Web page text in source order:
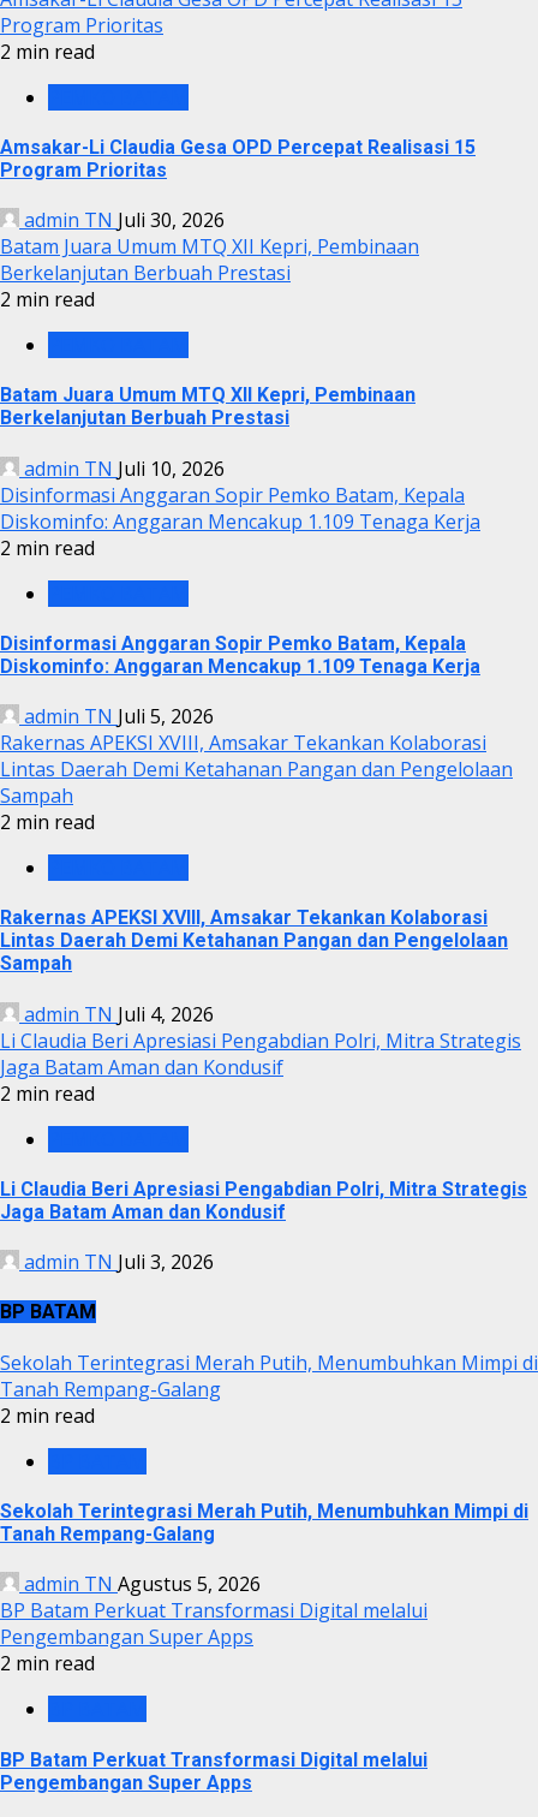
Program Prioritas
2 min read
Amsakar-Li Claudia Gesa OPD Percepat Realisasi 15
Program Prioritas
admin TN Juli 30, 2026
Batam Juara Umum MTQ XII Kepri, Pembinaan
Berkelanjutan Berbuah Prestasi
2 min read
Batam Juara Umum MTQ XII Kepri, Pembinaan
Berkelanjutan Berbuah Prestasi
admin TN Juli 10, 2026
Disinformasi Anggaran Sopir Pemko Batam, Kepala
Diskominfo: Anggaran Mencakup 1.109 Tenaga Kerja
2 min read
Disinformasi Anggaran Sopir Pemko Batam, Kepala
Diskominfo: Anggaran Mencakup 1.109 Tenaga Kerja
admin TN Juli 5, 2026
Rakernas APEKSI XVIII, Amsakar Tekankan Kolaborasi
Lintas Daerah Demi Ketahanan Pangan dan Pengelolaan
Sampah
2 min read
Rakernas APEKSI XVIII, Amsakar Tekankan Kolaborasi
Lintas Daerah Demi Ketahanan Pangan dan Pengelolaan
Sampah
admin TN Juli 4, 2026
Li Claudia Beri Apresiasi Pengabdian Polri, Mitra Strategis
Jaga Batam Aman dan Kondusif
2 min read
Li Claudia Beri Apresiasi Pengabdian Polri, Mitra Strategis
Jaga Batam Aman dan Kondusif
admin TN Juli 3, 2026
BP BATAM
Sekolah Terintegrasi Merah Putih, Menumbuhkan Mimpi di
Tanah Rempang-Galang
2 min read
Sekolah Terintegrasi Merah Putih, Menumbuhkan Mimpi di
Tanah Rempang-Galang
admin TN Agustus 5, 2026
BP Batam Perkuat Transformasi Digital melalui
Pengembangan Super Apps
2 min read
BP Batam Perkuat Transformasi Digital melalui
Pengembangan Super Apps